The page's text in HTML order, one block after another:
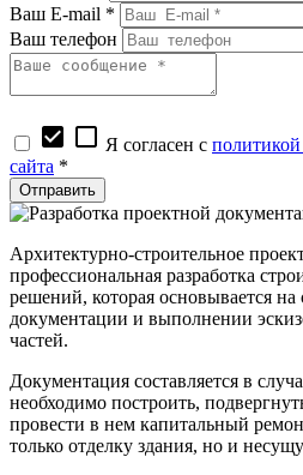
Ваш E-mail *
Ваш телефон
check_box check_box_outline_blank Я согласен с
сайта *
Архитектурно-строительное
профессиональная разработка
решений, которая основывается на
документации и выполнении
частей.
Документация составляется в
необходимо построить,
провести в нем капитальный
только отделку здания, но и